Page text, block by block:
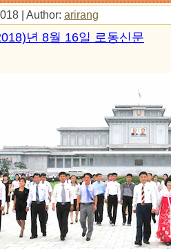
| Author: arirang
년 8월 16일 로동신문